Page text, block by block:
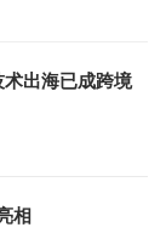
出海已成跨境
相